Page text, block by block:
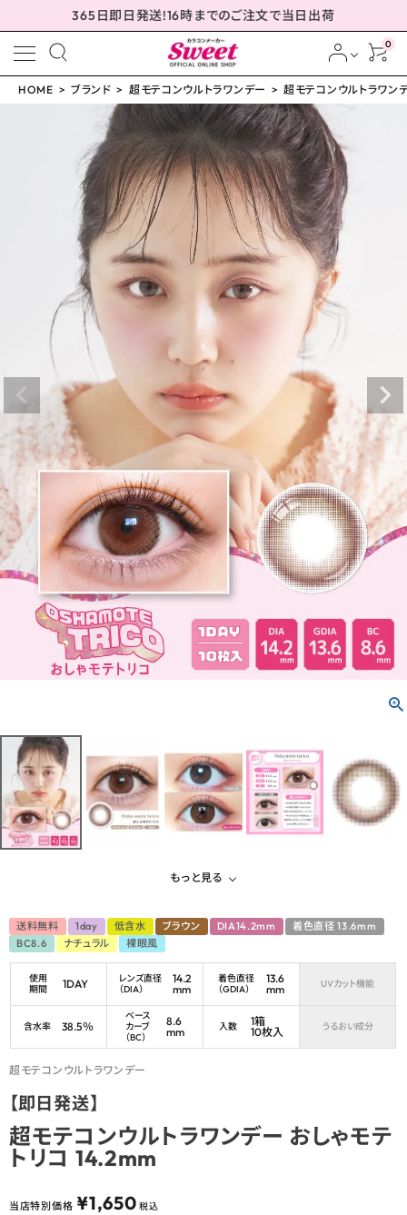
365日即日発送!16時までのご注文で当日出荷
0
meeting_room ログイン person 会員登録
超モテコンウルトラワン
デー おしゃモテトリコ 1
1,650(税込)
配送方法について
お支払い方法について
お買い物ガイド
お問い合わせ
よくあるご質問
HOME ブランド 超モテコンウルトラワンデー 超モテコンウルトラワン
もっと見る
送料無料 1day 低含水 ブラウン DIA14.2mm
着色直径 13.6mm
BC8.6
ナチュラル 裸眼風
使用
期間
1DAY
レンズ直径
（DIA）
14.2
mm
着色直径
（GDIA）
13.6
mm
UVカット機能
含水率 38.5％
ベース
カーブ
（BC）
8.6
mm
入数
1箱
10枚入
うるおい成分
超モテコンウルトラワンデー
【即日発送】
超モテコンウルトラワンデー おしゃモテ
トリコ 14.2mm
当店特別価格 ¥1,650 税込